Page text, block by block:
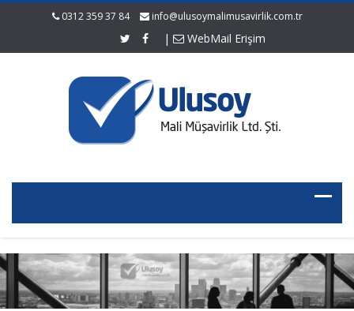
0312 359 37 84 info@ulusoymalimusavirlik.com.tr
| WebMail Erişim